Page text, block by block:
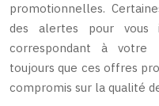
promotionnelles.
des alertes pour vous
correspondant à votre
toujours que ces offres
compromis sur la qualité